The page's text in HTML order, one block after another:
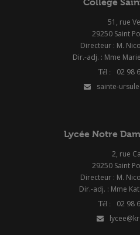
51, rue
29250 Saint
Directeur : M.
Dir.-adj. : Mme
02 98
sainte-
Lycée Notre
2, rue
29250 Saint
Directeur : M.
Dir.-adj. : Mme
02 98